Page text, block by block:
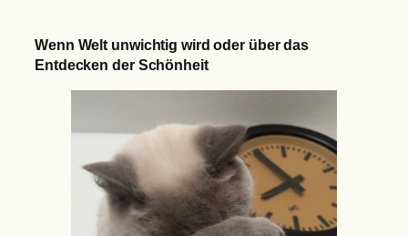
Wenn Welt unwichtig wird oder über das
Entdecken der Schönheit